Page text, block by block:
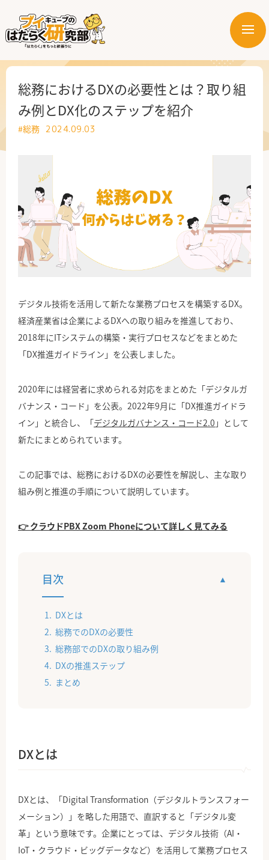
メ
ー
はたらく部署
はたらく課題
公式X
総務におけるDXの必要性とは？取り組
み例とDX化のステップを紹介
#総務 2024.09.03
デジタル技術を活用して新たな業務プロセスを構築するDX。
経済産業省は企業によるDXへの取り組みを推進しており、
2018年にITシステムの構築・実行プロセスなどをまとめた
「DX推進ガイドライン」を公表しました。
2020年には経営者に求められる対応をまとめた「デジタルガ
バナンス・コード」を公表。2022年9月に「DX推進ガイドラ
イン」と統合し、「デジタルガバナンス・コード2.0 」として
新たにまとめられています。
この記事では、総務におけるDXの必要性を解説し、主な取り
組み例と推進の手順について説明しています。
👉 クラウドPBX Zoom Phoneについて詳しく見てみる
目次
DXとは
総務でのDXの必要性
総務部でのDXの取り組み例
DXの推進ステップ
まとめ
DXとは
DXとは、「Digital Transformation（デジタルトランスフォー
メーション）」を略した用語で、直訳すると「デジタル変
革」という意味です。企業にとっては、デジタル技術（AI・
IoT・クラウド・ビッグデータなど）を活用して業務プロセス